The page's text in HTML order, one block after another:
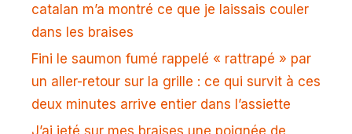
catalan m’a montré ce que je laissais couler
dans les braises
Fini le saumon fumé rappelé « rattrapé » par
un aller-retour sur la grille : ce qui survit à ces
deux minutes arrive entier dans l’assiette
J’ai jeté sur mes braises une poignée de